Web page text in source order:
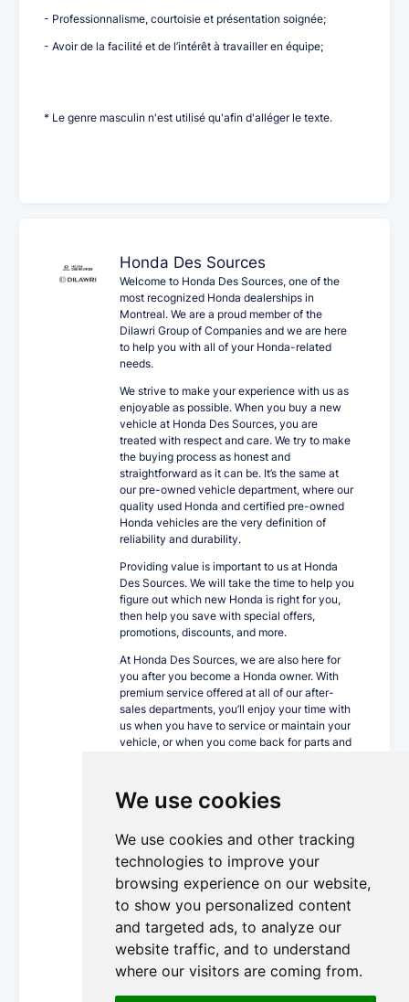
We use cookies
We use cookies and other tracking
technologies to improve your
browsing experience on our website,
to show you personalized content
and targeted ads, to analyze our
website traffic, and to understand
where our visitors are coming from.
- Professionnalisme, courtoisie et présentation soignée;
- Avoir de la facilité et de l’intérêt à travailler en équipe;
* Le genre masculin n'est utilisé qu'afin d'alléger le texte.
Honda Des Sources
Welcome to Honda Des Sources, one of the
most recognized Honda dealerships in
Montreal. We are a proud member of the
Dilawri Group of Companies and we are here
to help you with all of your Honda-related
needs.
We strive to make your experience with us as
enjoyable as possible. When you buy a new
vehicle at Honda Des Sources, you are
treated with respect and care. We try to make
the buying process as honest and
straightforward as it can be. It’s the same at
our pre-owned vehicle department, where our
quality used Honda and certified pre-owned
Honda vehicles are the very definition of
reliability and durability.
Providing value is important to us at Honda
Des Sources. We will take the time to help you
figure out which new Honda is right for you,
then help you save with special offers,
promotions, discounts, and more.
At Honda Des Sources, we are also here for
you after you become a Honda owner. With
premium service offered at all of our after-
sales departments, you’ll enjoy your time with
us when you have to service or maintain your
vehicle, or when you come back for parts and
Honda Des Sources. They take your
the right vehicle or have your prized Honda
We look forward to meeting you today at
Honda Des Sources!
More Details...